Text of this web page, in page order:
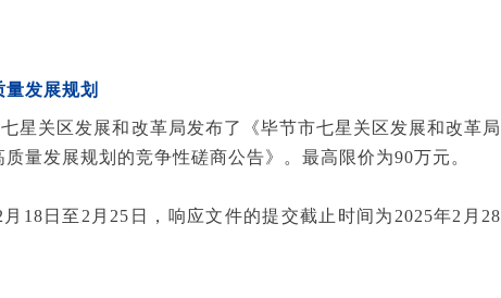
发展规划
星关区发展和改革局发布了《毕节市七星关区发展和改革局
量发展规划的竞争性磋商公告》。最高限价为90万元。
18日至2月25日，响应文件的提交截止时间为2025年2月28